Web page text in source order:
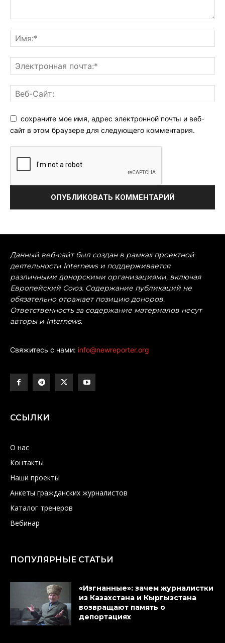
сохраните мое имя, адрес электронной почты и веб-
сайт в этом браузере для следующего комментария.
Данный веб-сайт был создан в рамках проектной
деятельности Internews и поддерживается
различными донорскими организациями, включая
Европейский Союз. Содержание публикаций не
обязательно отражает позицию доноров.
Ответственность за содержание материалов несут
авторы и Internews.
Свяжитесь с нами: info@newreporter.org
ССЫЛКИ
О нас
Контакты
Наши проекты
Анкеты гражданских журналистов
Каталог тренеров
Вебинар
ПОПУЛЯРНЫЕ СТАТЬИ
«Изгнанные»: зачем журналистки
из Казахстана и Кыргызстана
возвращают память о
депортациях